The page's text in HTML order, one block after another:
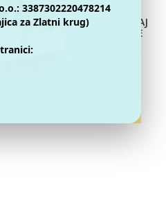
3387302220478214
za Zlatni krug)
DONIRAJ
ONLINE
OD RAKA